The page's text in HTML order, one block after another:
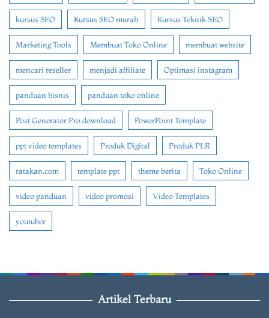
kursus SEO Kursus SEO murah Kursus Teknik SEO
Marketing Tools Membuat Toko Online membuat website
mencari reseller menjadi affiliate Optimasi instagram
panduan bisnis panduan toko online
Post Generator Pro download PowerPoint Template
ppt video templates Produk Digital Produk PLR
ratakan.com template ppt theme berita Toko Online
video panduan video promosi Video Templates
youtuber
Artikel Terbaru